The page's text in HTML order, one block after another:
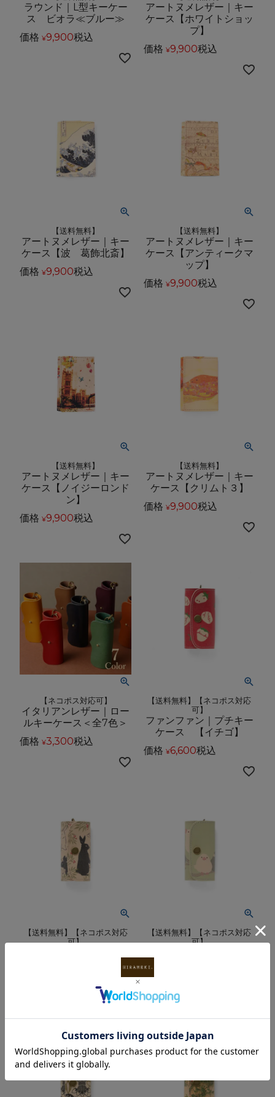
ラウンド｜L型キーケー
ス ビオラ≪ブルー≫
価格 ¥9,900税込
アートヌメレザー｜キー
ケース【ホワイトショッ
プ】
価格 ¥9,900税込
【送料無料】
アートヌメレザー｜キー
ケース【波 葛飾北斎】
価格 ¥9,900税込
【送料無料】
アートヌメレザー｜キー
ケース【アンティークマ
ップ】
価格 ¥9,900税込
【送料無料】
アートヌメレザー｜キー
ケース【ノイジーロンド
ン】
価格 ¥9,900税込
【送料無料】
アートヌメレザー｜キー
ケース【クリムト３】
価格 ¥9,900税込
【ネコポス対応可】
イタリアンレザー｜ロー
ルキーケース＜全7色＞
価格 ¥3,300税込
【送料無料】【ネコポス対応
可】
ファンファン｜プチキー
ケース 【イチゴ】
価格 ¥6,600税込
【送料無料】【ネコポス対応
可】
【送料無料】【ネコポス対応
可】